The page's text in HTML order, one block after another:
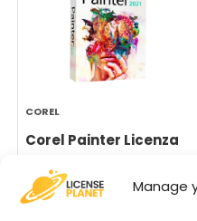
Manage
COREL
Corel Painter Licenza
Da134,90€